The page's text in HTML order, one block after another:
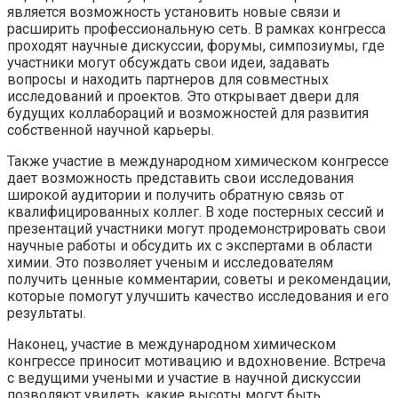
является возможность установить новые связи и
расширить профессиональную сеть. В рамках конгресса
проходят научные дискуссии, форумы, симпозиумы, где
участники могут обсуждать свои идеи, задавать
вопросы и находить партнеров для совместных
исследований и проектов. Это открывает двери для
будущих коллабораций и возможностей для развития
собственной научной карьеры.
Также участие в международном химическом конгрессе
дает возможность представить свои исследования
широкой аудитории и получить обратную связь от
квалифицированных коллег. В ходе постерных сессий и
презентаций участники могут продемонстрировать свои
научные работы и обсудить их с экспертами в области
химии. Это позволяет ученым и исследователям
получить ценные комментарии, советы и рекомендации,
которые помогут улучшить качество исследования и его
результаты.
Наконец, участие в международном химическом
конгрессе приносит мотивацию и вдохновение. Встреча
с ведущими учеными и участие в научной дискуссии